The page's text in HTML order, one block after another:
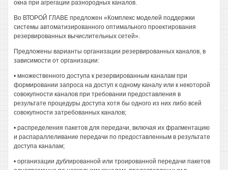
окна при агрегации разнородных каналов.
Во ВТОРОЙ ГЛАВЕ предложен «Комплекс моделей поддержки
системы автоматизированного оптимального проектирования
резервированных вычислительных сетей».
Предложены варианты организации резервированных каналов, в
зависимости от организации:
• множественного доступа к резервированным каналам при
формировании запроса на доступ к одному каналу или к некоторой
совокупности каналов при требовании предоставления в
результате процедуры доступа хотя бы одного из них либо всей
совокупности затребованных каналов;
• распределения пакетов для передачи, включая их фрагментацию
и распараллеливание передачи по предоставленным в результате
доступа каналам;
• организации дублированной или троированной передачи пакетов